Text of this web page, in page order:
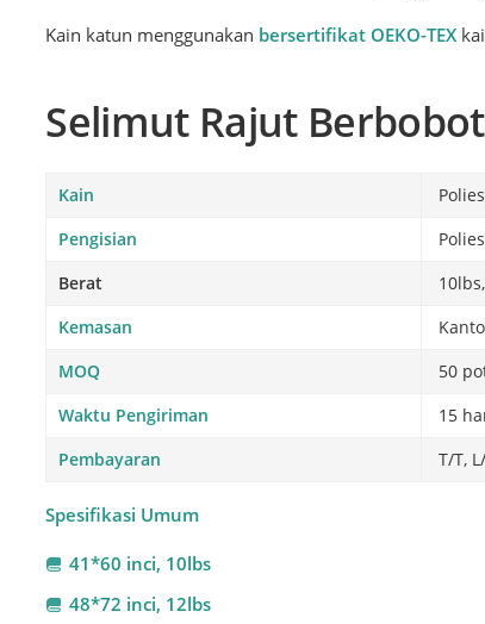
Kain katun menggunakan bersertifikat OEKO-TEX
Selimut Rajut
Kain
Pengisian
Berat
Kemasan
MOQ
50
Waktu Pengiriman
15
Pembayaran
T/T,
Spesifikasi Umum
41*60 inci, 10lbs
48*72 inci, 12lbs